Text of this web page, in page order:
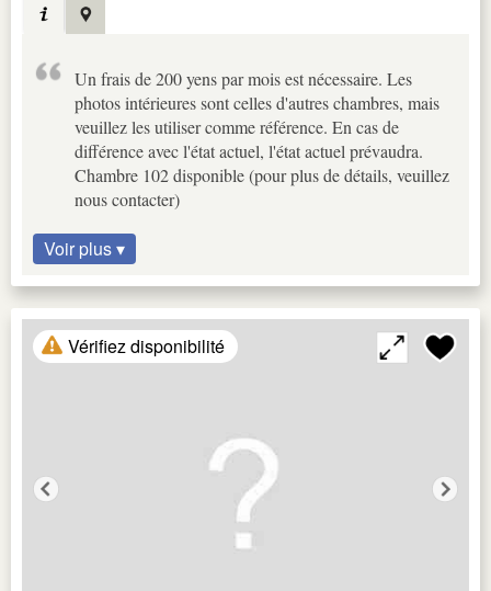
Un frais de 200 yens par mois est nécessaire. Les
photos intérieures sont celles d'autres chambres, mais
veuillez les utiliser comme référence. En cas de
différence avec l'état actuel, l'état actuel prévaudra.
Chambre 102 disponible (pour plus de détails, veuillez
nous contacter)
Voir plus ▾
Vérifiez disponibilité